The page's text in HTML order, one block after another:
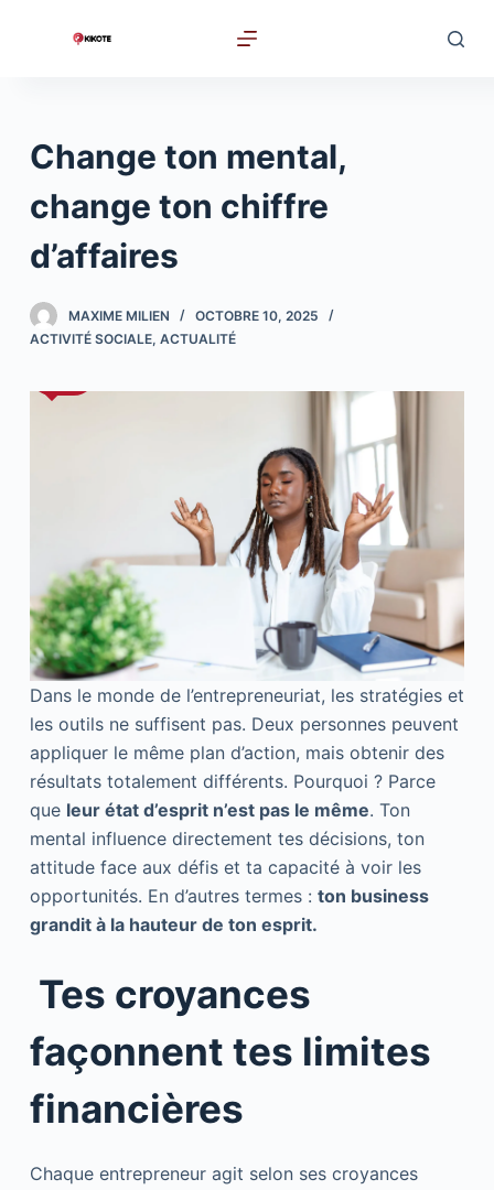
c
n
n
Change ton mental,
change ton chiffre
d’affaires
MAXIME MILIEN
OCTOBRE 10, 2025
ACTIVITÉ SOCIALE, ACTUALITÉ
Dans le monde de l’entrepreneuriat, les stratégies et
les outils ne suffisent pas. Deux personnes peuvent
appliquer le même plan d’action, mais obtenir des
résultats totalement différents. Pourquoi ? Parce
que leur état d’esprit n’est pas le même. Ton
mental influence directement tes décisions, ton
attitude face aux défis et ta capacité à voir les
opportunités. En d’autres termes : ton business
grandit à la hauteur de ton esprit.
Tes croyances
façonnent tes limites
financières
Chaque entrepreneur agit selon ses croyances